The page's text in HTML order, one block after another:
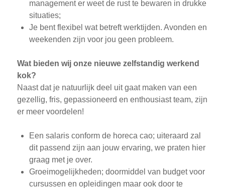
management er weet de rust te bewaren in drukke
situaties;
Je bent flexibel wat betreft werktijden. Avonden en
weekenden zijn voor jou geen probleem.
Wat bieden wij onze nieuwe zelfstandig werkend
kok?
Naast dat je natuurlijk deel uit gaat maken van een
gezellig, fris, gepassioneerd en enthousiast team, zijn
er meer voordelen!
Een salaris conform de horeca cao; uiteraard zal
dit passend zijn aan jouw ervaring, we praten hier
graag met je over.
Groeimogelijkheden; doormiddel van budget voor
cursussen en opleidingen maar ook door te